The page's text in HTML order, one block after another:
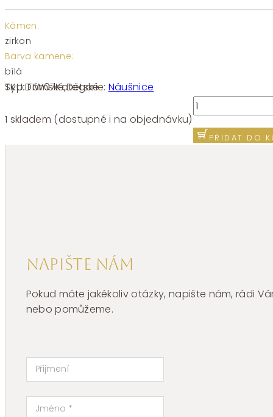
Kámen:
zirkon
Barva kamene:
bílá
SKU:FIW07Kategorie: Náušnice
Typ:Dámské,Dětské
1 skladem (dostupné i na objednávku)
Stříbrná
single
náušnice
Brosway
PŘIDAT DO
Napište nám
Pokud máte jakékoliv otázky, napište nám, rádi
nebo pomůžeme.